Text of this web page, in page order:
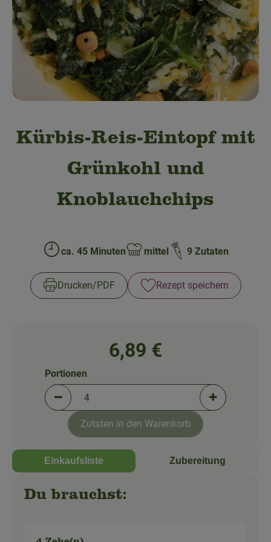
Obst & Gemüse
Bäckerei
Kühltheke
Speisekammer
Drogerie & Haushalt
💜 Schnupperangebot
🍎 Bio-Jobkiste
So geht's!
Über uns
Kürbis-Reis-Eintopf mit
Grünkohl und
Knoblauchchips
Zubreitungszeit:
ca. 45 Minuten
Schwierigkeit:
mittel 9 Zutaten
Drucken​/​PDF Rezept speichern
6,89 €
Portionen verringern (aktuell 4 Portionen
Portionen
Portionen
Zutaten in den Warenkorb
Einkaufsliste Zubereitung
Du brauchst: